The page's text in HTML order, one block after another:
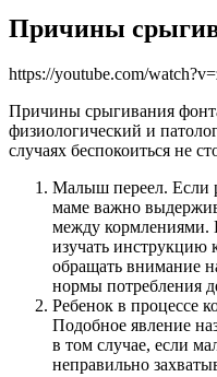
Причины
https://youtube.com/
Причины срыгивания
физиологический и
случаях беспокоиться не
Малыш переел. Если
маме важно
между кормлениями.
изучать инструкцию
обращать внимание
нормы потребления
Ребенок в процессе
Подобное явление
в том случае, если
неправильно